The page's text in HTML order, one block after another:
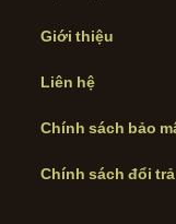
Giới thiệu
Liên hệ
Chính sách bảo
Chính sách đổi